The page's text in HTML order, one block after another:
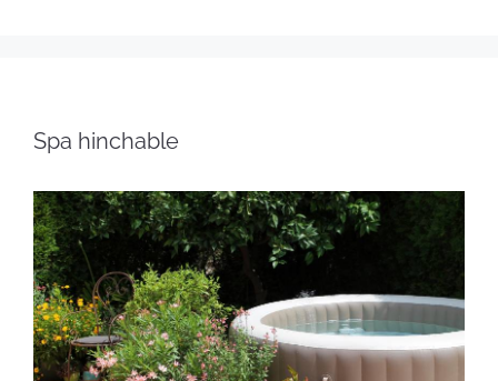
Spa hinchable